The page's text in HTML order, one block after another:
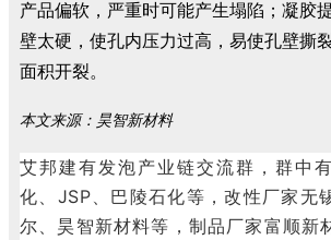
产品偏软，严重时可能产生塌陷；凝胶
壁太硬，使孔内压力过高，易使孔壁撕
面积开裂。
本文来源：昊智新材料
艾邦建有发泡产业链交流群，群中
化、JSP、巴陵石化等，改性厂家无
尔、昊智新材料等，制品厂家富顺新